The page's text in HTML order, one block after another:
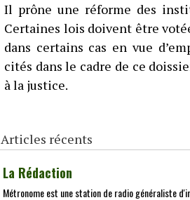
Il prône une réforme des
Certaines lois doivent être
dans certains cas en vue
cités dans le cadre de ce
à la justice.
Articles récents
La Rédaction
Métronome est une station de radio généraliste